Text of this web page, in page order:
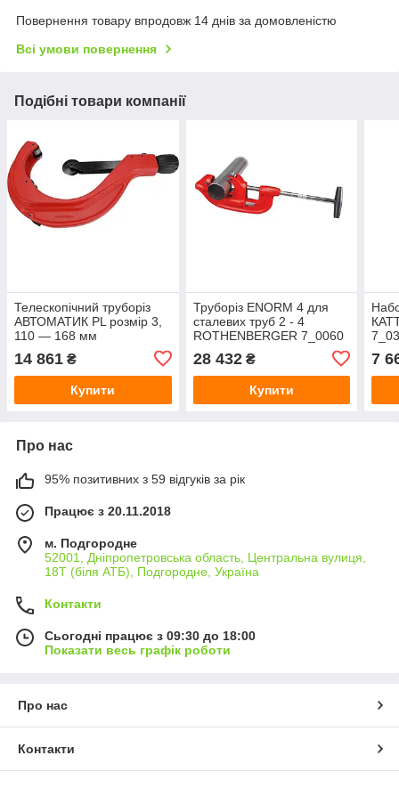
Повернення товару впродовж 14 днів за домовленістю
Всі умови повернення
Подібні товари компанії
Телескопічний труборіз
АВТОМАТИК PL розмір 3,
110 — 168 мм
ROTHENBERGER 7_0033
14 861 ₴
Купити
Труборіз ENORM 4 для
сталевих труб 2 - 4
ROTHENBERGER 7_0060
28 432₴
Купити
7
Про нас
95% позитивних з 59 відгуків за рік
Працює з 20.11.2018
м. Подгородне
52001, Дніпропетровська область, Центральна вулиця,
18Т (біля АТБ), Подгородне, Україна
Контакти
Сьогодні працює з 09:30 до 18:00
Показати весь графік роботи
Про нас
Контакти